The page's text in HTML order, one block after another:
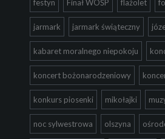
festyn Finał WOŚP flażolet
jarmark jarmark świąteczny
kabaret moralnego niepokoju
koncert bożonarodzeniowy
konkurs piosenki mikołajki
noc sylwestrowa olszyna